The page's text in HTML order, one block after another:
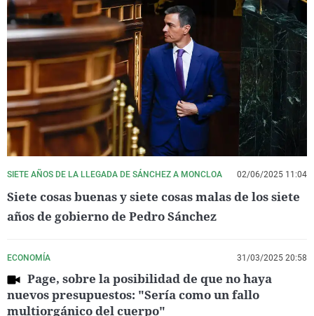
SIETE AÑOS DE LA LLEGADA DE SÁNCHEZ A MONCLOA 02/06/2025 11:04
Siete cosas buenas y siete cosas malas de los siete
años de gobierno de Pedro Sánchez
ECONOMÍA 31/03/2025 20:58
Page, sobre la posibilidad de que no haya
nuevos presupuestos: "Sería como un fallo
multiorgánico del cuerpo"